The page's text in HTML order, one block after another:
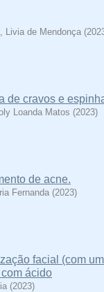
Livia de Mendonça (
de cravos e
Loanda Matos (2023)
de acne.
Fernanda (2023)
facial (com
ácido
(2023)